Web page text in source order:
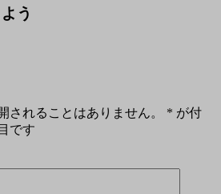
う
されることはありません。 * が付
です